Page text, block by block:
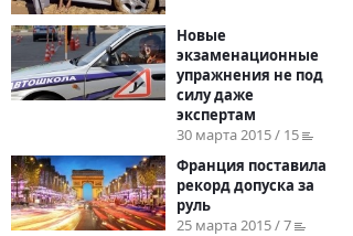
Новые
экзаменационные
упражнения не под
силу даже
экспертам
30 марта 2015 / 15
Франция поставила
рекорд допуска за
руль
25 марта 2015 / 7